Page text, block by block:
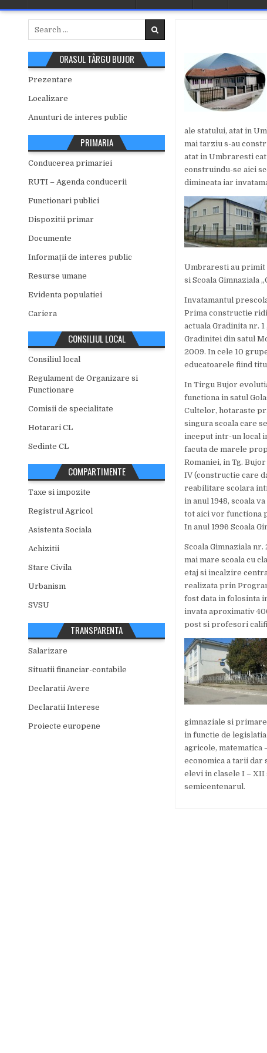
ale statului, atat in
mai tarziu s-au
atat in Umbraresti cat
construindu-se aici
dimineata iar
Umbraresti au primit
si Scoala Gimnaziala
Invatamantul
Prima constructie
actuala Gradinita nr.
Gradinitei din satul
2009. In cele 10
educatoarele fiind
In Tirgu Bujor
functiona in satul
Cultelor, hotaraste
singura scoala care
inceput intr-un local
facuta de marele
Romaniei, in Tg.
IV (constructie care
reabilitare scolara
in anul 1948, scoala
tot aici vor functiona
In anul 1996 Scoala
Scoala Gimnaziala
mai mare scoala cu
etaj si incalzire
realizata prin
fost data in folosinta
invata aproximativ
post si profesori
gimnaziale si
in functie de legislatia
agricole, matematica
economica a tarii dar
elevi in clasele I – XII
semicentenarul.
ORASUL TÂRGU BUJOR
Prezentare
Localizare
Anunturi de interes public
PRIMARIA
Conducerea primariei
RUTI – Agenda conducerii
Functionari publici
Dispozitii primar
Documente
Informații de interes public
Resurse umane
Evidenta populatiei
Cariera
CONSILIUL LOCAL
Consiliul local
Regulament de Organizare si
Functionare
Comisii de specialitate
Hotarari CL
Sedinte CL
COMPARTIMENTE
Taxe si impozite
Registrul Agricol
Asistenta Sociala
Achizitii
Stare Civila
Urbanism
SVSU
TRANSPARENTA
Salarizare
Situatii financiar-contabile
Declaratii Avere
Declaratii Interese
Proiecte europene